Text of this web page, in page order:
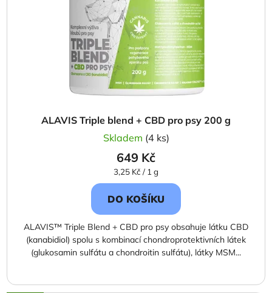
ALAVIS Triple blend + CBD pro psy 200 g
Skladem (4 ks)
649 Kč
Měrná
cena:
3,25 Kč / 1 g
DO KOŠÍKU
ALAVIS™ Triple Blend + CBD pro psy obsahuje látku CBD
(kanabidiol) spolu s kombinací chondroprotek­tivních látek
(glukosamin sulfátu a chondroitin sulfátu), látky MSM...